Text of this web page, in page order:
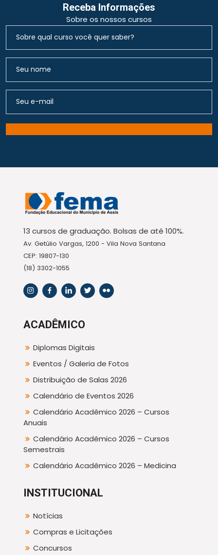
Receba Informações
Sobre os nossos cursos
13 cursos de graduação. Bolsas de até 100%.
Av. Getúlio Vargas, 1200 - Vila Nova Santana
CEP: 19807-130
(18) 3302-1055
ACADÊMICO
Diplomas Digitais
Eventos / Galeria de Fotos
Distribuição de Salas 2026
Calendário de Eventos 2026
Calendário Acadêmico 2026 – Cursos
Anuais
Calendário Acadêmico 2026 – Cursos
Semestrais
Calendário Acadêmico 2026 – Medicina
INSTITUCIONAL
Notícias
Compras e Licitações
Concursos